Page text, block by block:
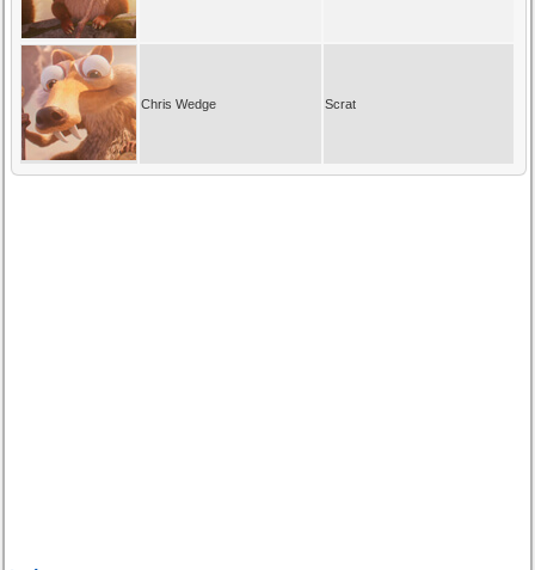
Chris Wedge Scrat